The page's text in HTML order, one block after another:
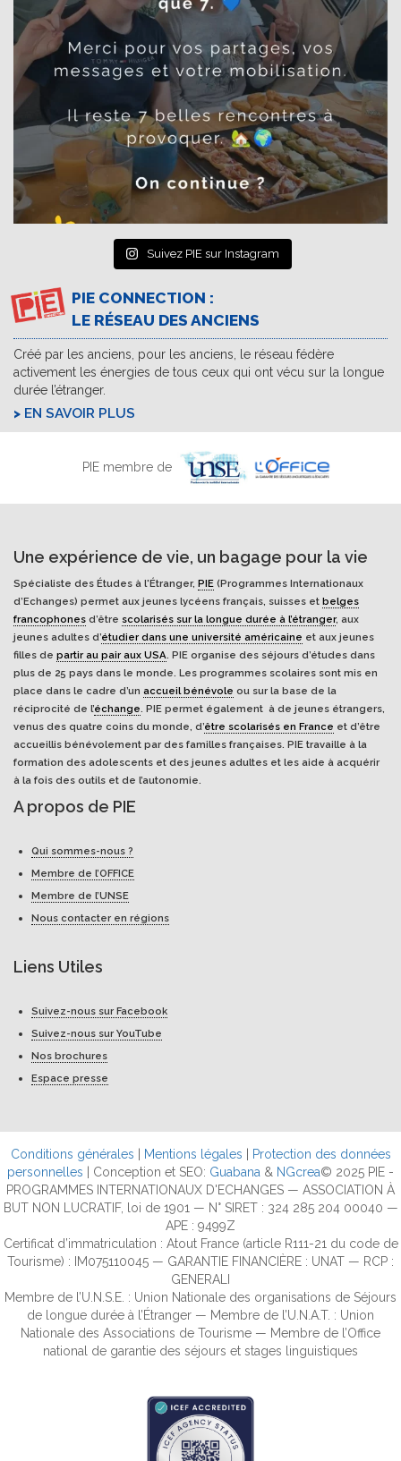
Suivez PIE sur Instagram
PIE CONNECTION :
LE RÉSEAU DES ANCIENS
Créé par les anciens, pour les anciens, le réseau fédère
activement les énergies de tous ceux qui ont vécu sur la longue
durée l’étranger.
EN SAVOIR PLUS
PIE membre de
Une expérience de vie, un bagage pour la vie
Spécialiste des Études à l'Étranger, PIE (Programmes Internationaux
d’Echanges) permet aux jeunes lycéens français, suisses et belges
francophones d’être scolarisés sur la longue durée à l’étranger, aux
jeunes adultes d’étudier dans une université américaine et aux jeunes
filles de partir au pair aux USA. PIE organise des séjours d’études dans
plus de 25 pays dans le monde. Les programmes scolaires sont mis en
place dans le cadre d’un accueil bénévole ou sur la base de la
réciprocité de l’échange. PIE permet également à de jeunes étrangers,
venus des quatre coins du monde, d’être scolarisés en France et d’être
accueillis bénévolement par des familles françaises. PIE travaille à la
formation des adolescents et des jeunes adultes et les aide à acquérir
à la fois des outils et de l’autonomie.
A propos de PIE
Qui sommes-nous ?
Membre de l’OFFICE
Membre de l’UNSE
Nous contacter en régions
Liens Utiles
Suivez-nous sur Facebook
Suivez-nous sur YouTube
Nos brochures
Espace presse
Conditions générales Mentions légales
Protection des données
personnelles | Conception et SEO: Guabana & NGcrea© 2025 PIE -
PROGRAMMES INTERNATIONAUX D'ECHANGES — ASSOCIATION À
BUT NON LUCRATIF, loi de 1901 — N° SIRET : 324 285 204 00040 —
APE : 9499Z
Certificat d’immatriculation : Atout France (article R111-21 du code de
Tourisme) : IM075110045 — GARANTIE FINANCIÈRE : UNAT — RCP :
GENERALI
Membre de l’U.N.S.E. : Union Nationale des organisations de Séjours
de longue durée à l’Étranger — Membre de l’U.N.A.T. : Union
Nationale des Associations de Tourisme — Membre de l’Office
national de garantie des séjours et stages linguistiques